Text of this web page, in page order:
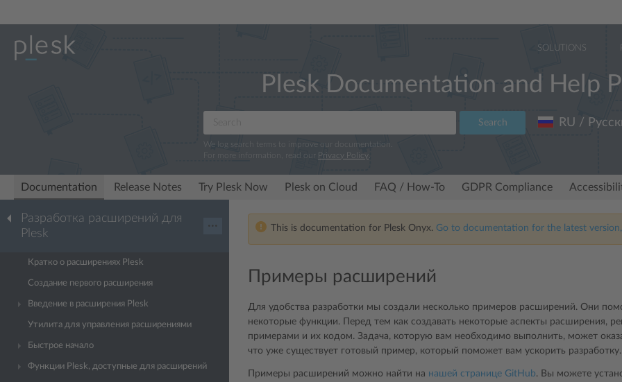
SOLUTIONS
Plesk Documentation and Help
Search
We log search terms to improve our documentation.
For more information, read our Privacy Policy
RU /
Documentation Release Notes Try Plesk Now Plesk on Cloud FAQ / How-To GDPR Compliance
Разработка расширений для
Plesk
···
Кратко о расширениях Plesk
Создание первого расширения
Введение в расширения Plesk
Утилита для управления расширениями
Быстрое начало
Функции Plesk, доступные для расширений
This is documentation for Plesk Onyx. Go to documentation for the latest version,
Примеры расширений
Для удобства разработки мы создали несколько примеров расширений. Они
некоторые функции. Перед тем как создавать некоторые аспекты расширения,
примерами и их кодом. Задача, которую вам необходимо выполнить, может
что уже существует готовый пример, который поможет вам ускорить разработку.
Примеры расширений можно найти на нашей странице GitHub. Вы можете